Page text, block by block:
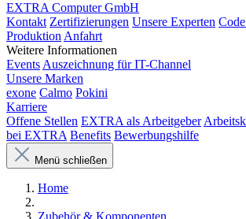
EXTRA Computer GmbH
Kontakt Zertifizierungen Unsere Experten
Produktion Anfahrt
Weitere Informationen
Events Auszeichnung für IT-Channel
Unsere Marken
exone Calmo Pokini
Karriere
Offene Stellen EXTRA als Arbeitgeber
bei EXTRA Benefits Bewerbungshilfe
Menü schließen
Home
Zubehör & Komponenten